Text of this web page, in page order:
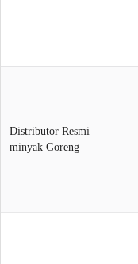
Distributor Resmi
minyak Goreng